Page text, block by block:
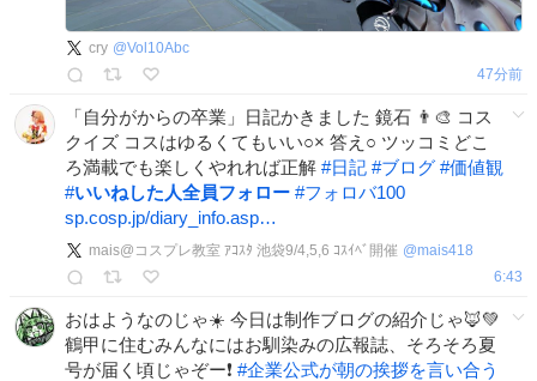
cry @Vol10Abc
47分前
「自分がからの卒業」日記かきました 鏡石 👨‍🎨 コス
クイズ コスはゆるくてもいい○× 答え○ ツッコミどこ
ろ満載でも楽しくやれれば正解 #日記 #ブログ #価値観
#いいねした人全員フォロー #フォロバ100
sp.cosp.jp/diary_info.asp…
mais@コスプレ教室 ｱｺｽﾀ 池袋9/4,5,6 ｺｽｲﾍﾞ開催 @mais418
6:43
おはようなのじゃ☀️ 今日は制作ブログの紹介じゃ🦊💚
鶴甲に住むみんなにはお馴染みの広報誌、そろそろ夏
号が届く頃じゃぞー❗️ #企業公式が朝の挨拶を言い合う